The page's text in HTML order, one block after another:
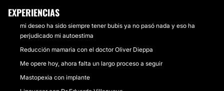
EXPERIENCIAS
mi deseo ha sido siempre tener bubis ya no pasó nada y eso ha
perjudicado mi autoestima
Reducción mamaria con el doctor Oliver Dieppa
Me opere hoy, ahora falta un largo proceso a seguir
Mastopexia con implante